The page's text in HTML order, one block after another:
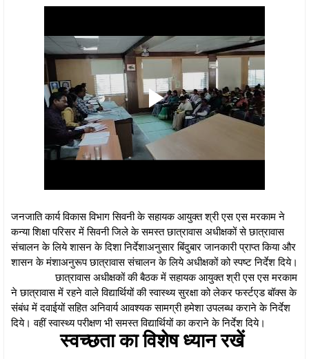
जनजाति कार्य विकास विभाग सिवनी के सहायक आयुक्त श्री एस एस मरकाम ने
कन्या शिक्षा परिसर में सिवनी जिले के समस्त छात्रावास अधीक्षकों से छात्रावास
संचालन के लिये शासन के दिशा निर्देशाअनुसार बिंदुबार जानकारी प्राप्त किया और
शासन के मंशाअनुरूप छात्रावास संचालन के लिये अधीक्षकों को स्पष्ट निर्देश दिये।
छात्रावास अधीक्षकों की बैठक में सहायक आयुक्त श्री एस एस मरकाम
ने छात्रावास में रहने वाले विद्यार्थियों की स्वास्थ्य सुरक्षा को लेकर फर्स्टएड बॉक्स के
संंबंध में दवाईयों सहित अनिवार्य आवश्यक सामग्री हमेशा उपलब्ध कराने के निर्देश
दिये। वहीं स्वास्थ्य परीक्षण भी समस्त विद्यार्थियों का कराने के निर्देश दिये।
स्वच्छता का विशेष ध्यान रखें